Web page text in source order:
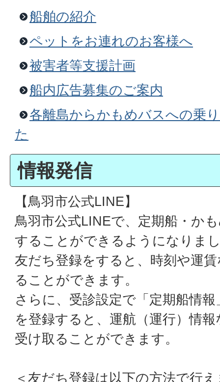
船舶の紹介
ペットをお連れのお客様へ
被害者等支援計画
船内広告募集のご案内
各離島からかもめバスへの乗
た
情報発信
【鳥羽市公式LINE】
鳥羽市公式LINEで、定期船・か
することができるようになりま
友だち登録をすると、時刻や運
ることができます。
さらに、受診設定で「定期船情
を登録すると、運航（運行）情
受け取ることができます。
＜友だち登録は以下の方法で行